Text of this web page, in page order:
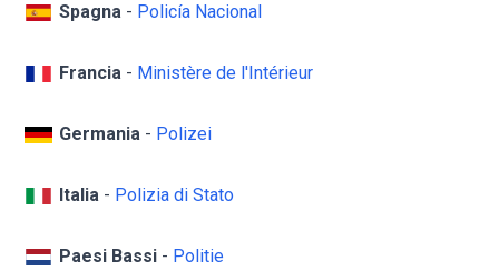
Spagna - Policía Nacional
Francia - Ministère de l'Intérieur
Germania - Polizei
Italia - Polizia di Stato
Paesi Bassi - Politie